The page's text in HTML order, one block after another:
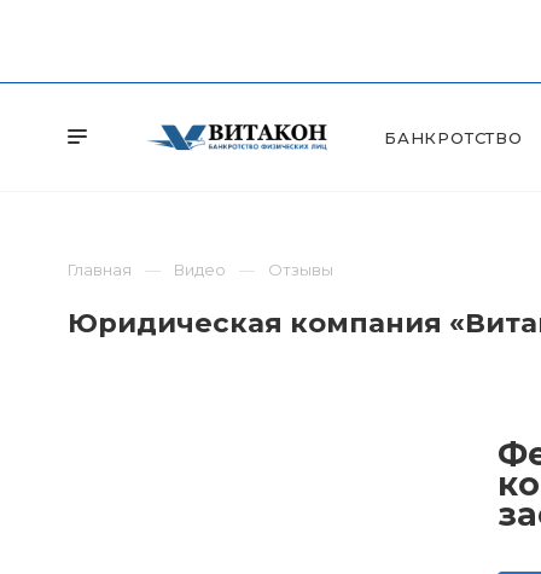
БАНКРОТСТВО
Главная Видео Отзывы
Юридическая компания